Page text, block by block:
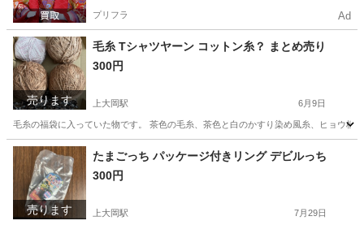
プリフラ Ad
売ります
毛糸 Tシャツヤーン コットン糸？ まとめ売り
300円
上大岡駅 6月9日
毛糸の福袋に入っていた物です。 茶色の毛糸、茶色と白のかすり染め風糸、ヒョウ
神奈川 横浜市 上大岡駅 ラッピング用品
売ります
たまごっち パッケージ付きリング デビルっち
300円
上大岡駅 7月29日